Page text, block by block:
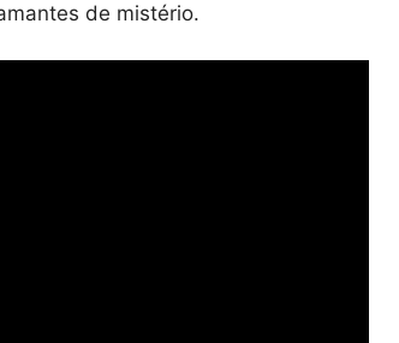
de mistério.